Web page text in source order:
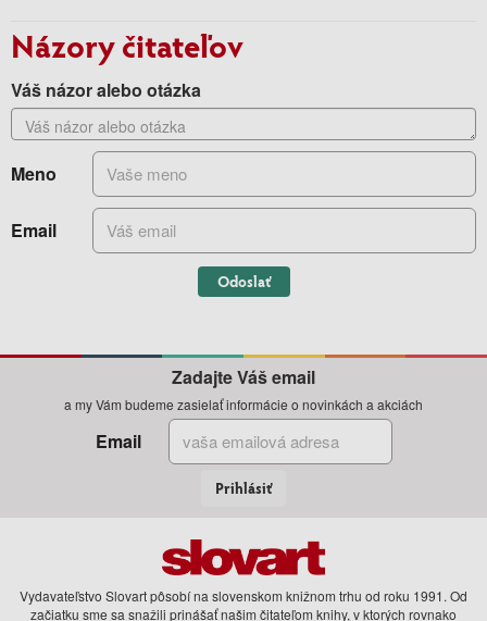
Názory čitateľov
Váš názor alebo otázka
Meno
Email
Odoslať
Zadajte Váš email
a my Vám budeme zasielať informácie o novinkách a akciách
Email
Prihlásiť
Vydavateľstvo Slovart pôsobí na slovenskom knižnom trhu od roku 1991. Od
začiatku sme sa snažili prinášať našim čitateľom knihy, v ktorých rovnako